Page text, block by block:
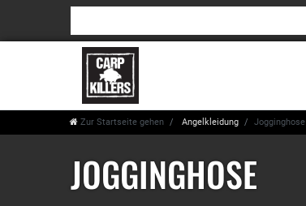
Zur Startseite gehen Angelkleidung Jogginghose
JOGGINGHOSE